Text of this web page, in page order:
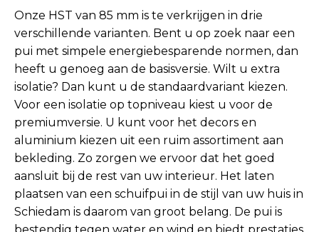
Onze HST van 85 mm is te verkrijgen in drie
verschillende varianten. Bent u op zoek naar een
pui met simpele energiebesparende normen, dan
heeft u genoeg aan de basisversie. Wilt u extra
isolatie? Dan kunt u de standaardvariant kiezen.
Voor een isolatie op topniveau kiest u voor de
premiumversie. U kunt voor het decors en
aluminium kiezen uit een ruim assortiment aan
bekleding. Zo zorgen we ervoor dat het goed
aansluit bij de rest van uw interieur. Het laten
plaatsen van een schuifpui in de stijl van uw huis in
Schiedam is daarom van groot belang. De pui is